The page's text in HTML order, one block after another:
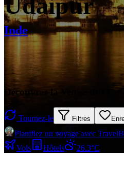
Inde
Découvrez la Venise de l'Est
Tournez-le Filtres
Planifiez un voyage avec
Vols
Hôtels 26.3°C